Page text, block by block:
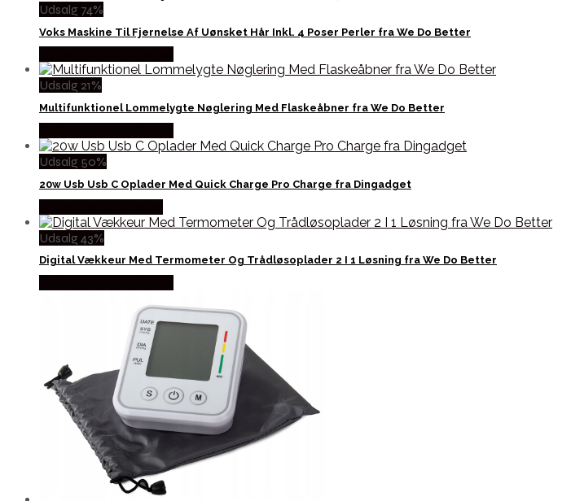
Udsalg 74%
Voks Maskine Til Fjernelse Af Uønsket Hår Inkl. 4 Poser Perler fra We Do Better
Udsalg 21%
Multifunktionel Lommelygte Nøglering Med Flaskeåbner fra We Do Better
Udsalg 50%
20w Usb Usb C Oplader Med Quick Charge Pro Charge fra Dingadget
Udsalg 43%
Digital Vækkeur Med Termometer Og Trådløsoplader 2 I 1 Løsning fra We Do Better